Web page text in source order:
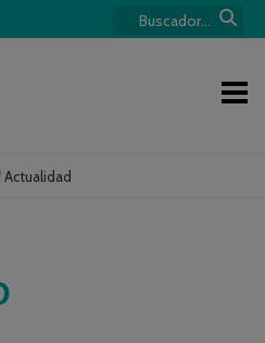
Actualidad